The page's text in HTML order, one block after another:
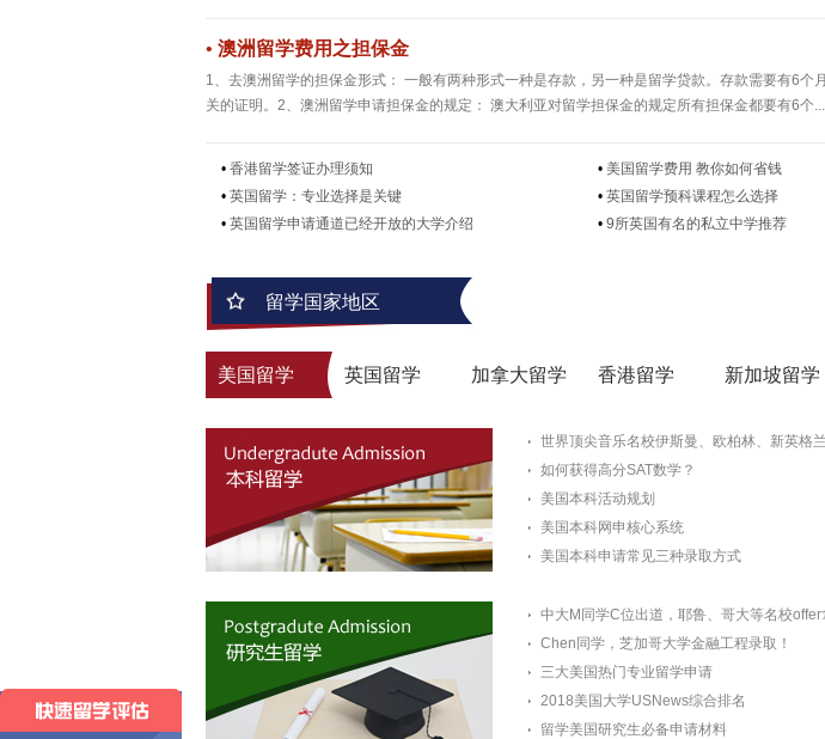
• 澳洲留学费用之担保金
1、去澳洲留学的担保金形式： 一般有两种形式一种是存款，另一种是留学贷款。存款需要有6个
关的证明。2、澳洲留学申请担保金的规定： 澳大利亚对留学担保金的规定所有担保金都要有6个...
• 香港留学签证办理须知 • 美国留学费用 教你如何省钱
• 英国留学：专业选择是关键 • 英国留学预科课程怎么选择
• 英国留学申请通道已经开放的大学介绍 • 9所英国有名的私立中学推荐
留学国家地区
美国留学 英国留学 加拿大留学 香港留学 新加坡留学
世界顶尖音乐名校伊斯曼、欧柏林、新英格
如何获得高分SAT数学？
美国本科活动规划
美国本科网申核心系统
美国本科申请常见三种录取方式
中大M同学C位出道，耶鲁、哥大等名校offer
Chen同学，芝加哥大学金融工程录取！
三大美国热门专业留学申请
2018美国大学USNews综合排名
留学美国研究生必备申请材料